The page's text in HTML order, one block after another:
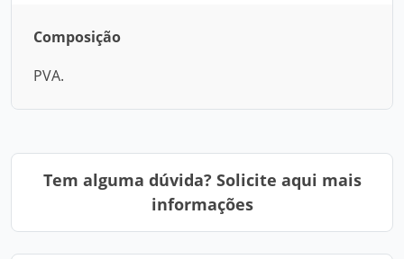
Composição
PVA.
Tem alguma dúvida? Solicite aqui mais
informações